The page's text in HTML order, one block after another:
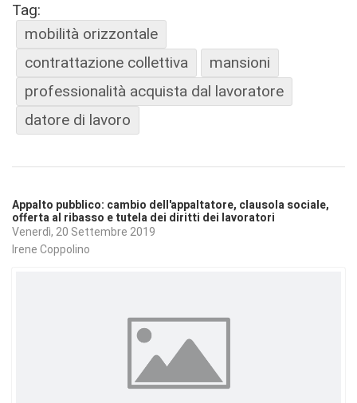
Tag:
mobilità orizzontale
contrattazione collettiva
mansioni
professionalità acquista dal lavoratore
datore di lavoro
Appalto pubblico: cambio dell'appaltatore, clausola sociale,
offerta al ribasso e tutela dei diritti dei lavoratori
Venerdì, 20 Settembre 2019
Irene Coppolino